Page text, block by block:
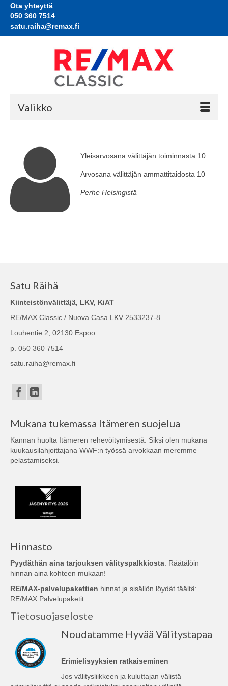
Ota yhteyttä
050 360 7514
satu.raiha@remax.fi
Valikko
Yleisarvosana välittäjän toiminnasta 10
Arvosana välittäjän ammattitaidosta 10
Perhe Helsingistä
Satu Räihä
Kiinteistönvälittäjä, LKV, KiAT
RE/MAX Classic / Nuova Casa LKV 2533237-8
Louhentie 2, 02130 Espoo
p. 050 360 7514
satu.raiha@remax.fi
Mukana tukemassa Itämeren suojelua
Kannan huolta Itämeren rehevöitymisestä. Siksi olen mukana
kuukausilahjoittajana WWF:n työssä arvokkaan meremme
pelastamiseksi.
Hinnasto
Pyydäthän aina tarjouksen välityspalkkiosta. Räätälöin
hinnan aina kohteen mukaan!
RE/MAX-palvelupakettien hinnat ja sisällön löydät täältä:
RE/MAX Palvelupaketit
Tietosuojaseloste
Noudatamme Hyvää Välitystapaa
Erimielisyyksien ratkaiseminen
Jos välitysliikkeen ja kuluttajan välistä